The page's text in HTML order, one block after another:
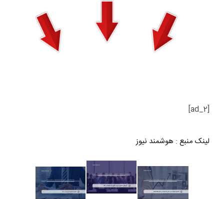
[ad_2]
لینک منبع : هوشمند نیوز